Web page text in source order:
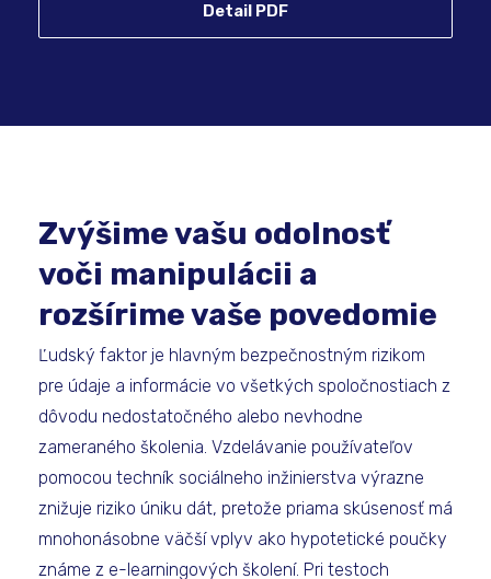
Detail PDF
Zvýšime vašu odolnosť
voči manipulácii a
rozšírime vaše povedomie
Ľudský faktor je hlavným bezpečnostným rizikom
pre údaje a informácie vo všetkých spoločnostiach z
dôvodu nedostatočného alebo nevhodne
zameraného školenia. Vzdelávanie používateľov
pomocou techník sociálneho inžinierstva výrazne
znižuje riziko úniku dát, pretože priama skúsenosť má
mnohonásobne väčší vplyv ako hypotetické poučky
známe z e-learningových školení. Pri testoch